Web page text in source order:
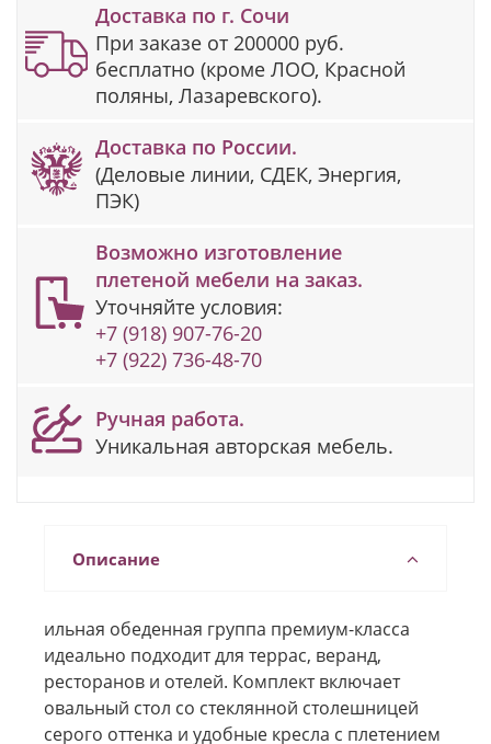
Доставка по г. Сочи
При заказе от 200000 руб.
бесплатно (кроме ЛОО, Красной
поляны, Лазаревского).
Доставка по России.
(Деловые линии, СДЕК, Энергия,
ПЭК)
Возможно изготовление
плетеной мебели на заказ.
Уточняйте условия:
+7 (918) 907-76-20
+7 (922) 736-48-70
Ручная работа.
Уникальная авторская мебель.
Описание
ильная обеденная группа премиум-класса
идеально подходит для террас, веранд,
ресторанов и отелей. Комплект включает
овальный стол со стеклянной столешницей
серого оттенка и удобные кресла с плетением